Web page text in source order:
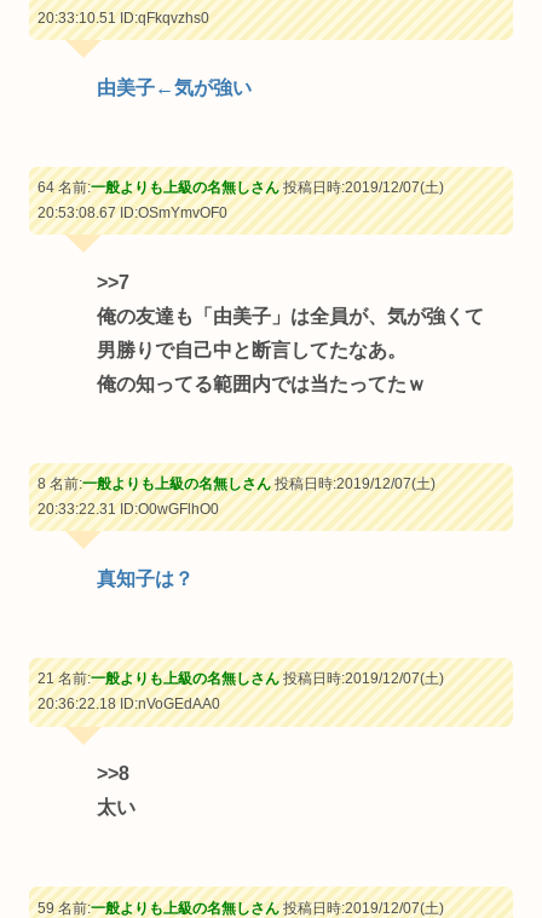
20:33:10.51ID:qFkqvzhs0
由美子←気が強い
64 名前:一般よりも上級の名無しさん投稿日時:2019/12/07(土)
20:53:08.67ID:OSmYmvOF0
>>7
俺の友達も「由美子」は全員が、気が強くて
男勝りで自己中と断言してたなあ。
俺の知ってる範囲内では当たってたｗ
8 名前:一般よりも上級の名無しさん投稿日時:2019/12/07(土)
20:33:22.31ID:O0wGFlhO0
真知子は？
21 名前:一般よりも上級の名無しさん投稿日時:2019/12/07(土)
20:36:22.18ID:nVoGEdAA0
>>8
太い
59 名前:一般よりも上級の名無しさん投稿日時:2019/12/07(土)